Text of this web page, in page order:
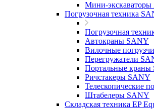
Мини-экскаваторы
Погрузочная техника
Погрузочная
Автокраны SANY
Вилочные
Перегружатели
Портальные краны
Ричстакеры SANY
Телескопические
Штабелеры SANY
Складская техника EP